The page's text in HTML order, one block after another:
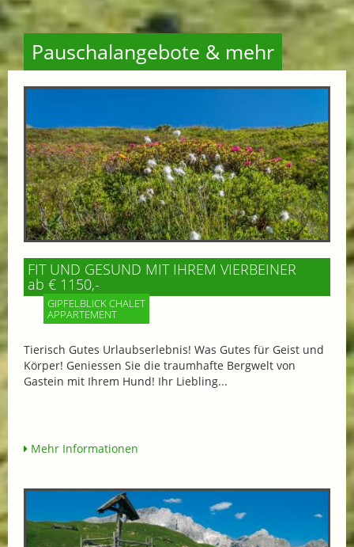
Pauschalangebote & mehr
FIT UND GESUND MIT IHREM VIERBEINER
ab € 1150,-
GIPFELBLICK CHALET
APPARTEMENT
Tierisch Gutes Urlaubserlebnis! Was Gutes für Geist und
Körper! Geniessen Sie die traumhafte Bergwelt von
Gastein mit Ihrem Hund! Ihr Liebling...
Mehr Informationen